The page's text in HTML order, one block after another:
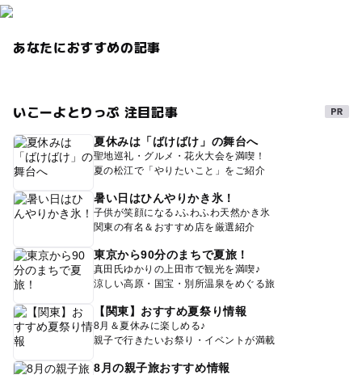
あなたにおすすめの記事
いこーよとりっぷ 注目記事
夏休みは「ばけばけ」の舞台へ
聖地巡礼・グルメ・花火大会を満喫！
夏の松江で「やりたいこと」をご紹介
暑い日はひんやりかき氷！
子供が笑顔になる♪ふわふわ天然かき氷
関東の有名＆おすすめ店を厳選紹介
東京から90分のまちで夏旅！
真田氏ゆかりの上田市で観光を満喫♪
涼しい高原・国宝・別所温泉をめぐる旅
【関東】おすすめ夏祭り情報
8月＆夏休みに楽しめる♪
親子で行きたいお祭り・イベントが満載
8月の親子旅おすすめ情報